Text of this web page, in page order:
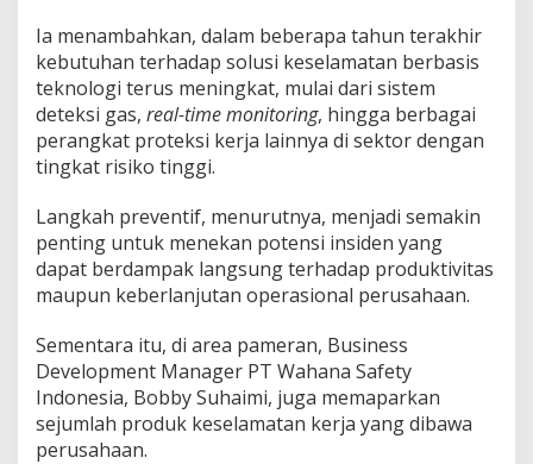
Ia menambahkan, dalam beberapa tahun terakhir
kebutuhan terhadap solusi keselamatan berbasis
teknologi terus meningkat, mulai dari sistem
deteksi gas, real-time monitoring, hingga berbagai
perangkat proteksi kerja lainnya di sektor dengan
tingkat risiko tinggi.
Langkah preventif, menurutnya, menjadi semakin
penting untuk menekan potensi insiden yang
dapat berdampak langsung terhadap produktivitas
maupun keberlanjutan operasional perusahaan.
Sementara itu, di area pameran, Business
Development Manager PT Wahana Safety
Indonesia, Bobby Suhaimi, juga memaparkan
sejumlah produk keselamatan kerja yang dibawa
perusahaan.